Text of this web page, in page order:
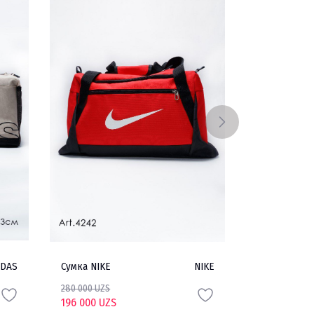
Сумка NIKE NIKE
280 000 UZS
196 000 UZS